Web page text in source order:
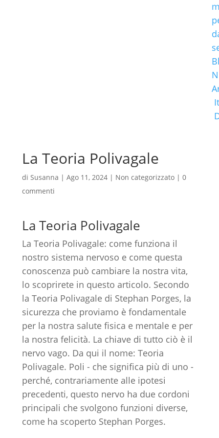
La Teoria Polivagale
di Susanna | Ago 11, 2024| Non categorizzato| 0
commenti
La Teoria Polivagale
La Teoria Polivagale: come funziona il
nostro sistema nervoso e come questa
conoscenza può cambiare la nostra vita,
lo scoprirete in questo articolo. Secondo
la Teoria Polivagale di Stephan Porges, la
sicurezza che proviamo è fondamentale
per la nostra salute fisica e mentale e per
la nostra felicità. La chiave di tutto ciò è il
nervo vago. Da qui il nome: Teoria
Polivagale. Poli - che significa più di uno -
perché, contrariamente alle ipotesi
precedenti, questo nervo ha due cordoni
principali che svolgono funzioni diverse,
come ha scoperto Stephan Porges.